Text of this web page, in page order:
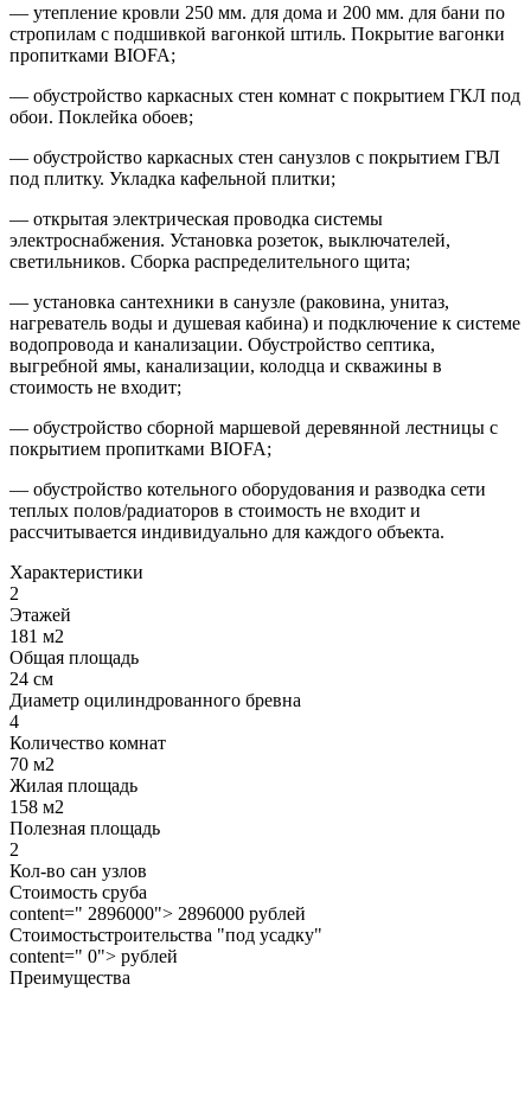
— утепление кровли 250 мм. для дома и 200 мм. для бани по
стропилам с подшивкой вагонкой штиль. Покрытие вагонки
пропитками BIOFA;
— обустройство каркасных стен комнат с покрытием ГКЛ под
обои. Поклейка обоев;
— обустройство каркасных стен санузлов с покрытием ГВЛ
под плитку. Укладка кафельной плитки;
— открытая электрическая проводка системы
электроснабжения. Установка розеток, выключателей,
светильников. Сборка распределительного щита;
— установка сантехники в санузле (раковина, унитаз,
нагреватель воды и душевая кабина) и подключение к системе
водопровода и канализации. Обустройство септика,
выгребной ямы, канализации, колодца и скважины в
стоимость не входит;
— обустройство сборной маршевой деревянной лестницы с
покрытием пропитками BIOFA;
— обустройство котельного оборудования и разводка сети
теплых полов/радиаторов в стоимость не входит и
рассчитывается индивидуально для каждого объекта.
Характеристики
2
Этажей
181 м2
Общая площадь
24 см
Диаметр оцилиндрованного бревна
4
Количество комнат
70 м2
Жилая площадь
158 м2
Полезная площадь
2
Кол-во сан узлов
Стоимость сруба
content=" 2896000"> 2896000 рублей
Стоимостьстроительства "под усадку"
content=" 0"> рублей
Преимущества